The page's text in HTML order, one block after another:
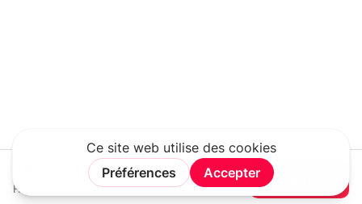
HT / Par jour
Réserver
Rechercher Connexion Rejoindre